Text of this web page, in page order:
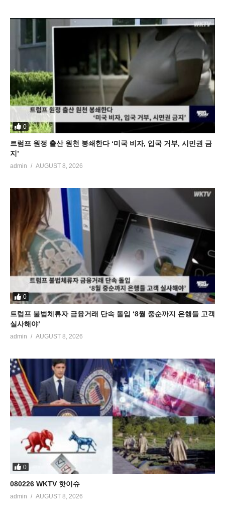
0
트럼프 원정 출산 원천 봉쇄한다 ‘미국 비자, 입국 거부, 시민권 금
지’
admin AUGUST 8, 2026
0
트럼프 불법체류자 금융거래 단속 돌입 ‘8월 중순까지 은행들 고객
실사해야’
admin AUGUST 8, 2026
0
080226 WKTV 핫이슈
admin AUGUST 8, 2026